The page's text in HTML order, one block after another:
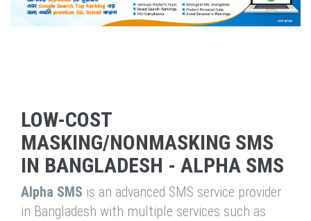
LOW-COST
MASKING/NONMASKING SMS
IN BANGLADESH - ALPHA SMS
Alpha SMS is an advanced SMS service provider
in Bangladesh with multiple services such as